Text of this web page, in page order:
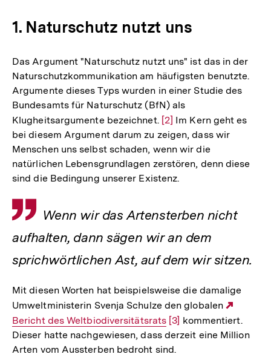
1. Naturschutz nutzt uns
Das Argument "Naturschutz nutzt uns" ist das in der
Naturschutzkommunikation am häufigsten benutzte.
Argumente dieses Typs wurden in einer Studie des
Bundesamts für Naturschutz (BfN) als
Klugheitsargumente bezeichnet. Zur
Auflösung
der
Fußnote
[2] Im Kern geht es
bei diesem Argument darum zu zeigen, dass wir
Menschen uns selbst schaden, wenn wir die
natürlichen Lebensgrundlagen zerstören, denn diese
sind die Bedingung unserer Existenz.
Zitat
Wenn wir das Artensterben nicht
aufhalten, dann sägen wir an dem
sprichwörtlichen Ast, auf dem wir sitzen.
Mit diesen Worten hat beispielsweise die damalige
Umweltministerin Svenja Schulze den globalen
Link:
Bericht des Weltbiodiversitätsrats Zur
Auflösung
der
[3] kommentiert.
Dieser hatte nachgewiesen, dass derzeit eine Million
Arten vom Aussterben bedroht sind.